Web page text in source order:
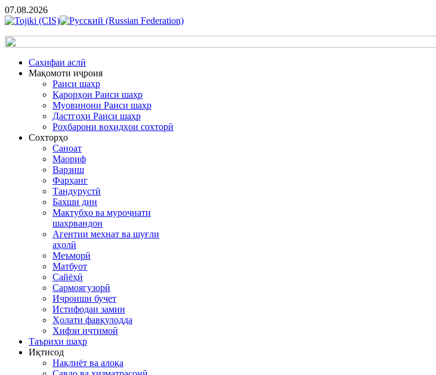
07.08.2026
Cаҳифаи аслӣ
Мақомоти иҷроия
Раиси шаҳр
Қарорҳои Раиси шаҳр
Муовинони Раиси шаҳр
Дастгоҳи Раиси шаҳр
Роҳбарони воҳидҳои сохторӣ
Сохторҳо
Саноат
Маориф
Варзиш
Фарҳанг
Тандурустӣ
Бахши дин
Мактубҳо ва муроҷиати
шаҳрвандон
Агентии меҳнат ва шуғли
аҳолӣ
Меъморӣ
Матбуот
Сайёҳӣ
Сармоягузорӣ
Иҷроиши буҷет
Истифодаи замин
Ҳолати фавқулодда
Хифзи иҷтимоӣ
Таърихи шаҳр
Иқтисод
Нақлиёт ва алоқа